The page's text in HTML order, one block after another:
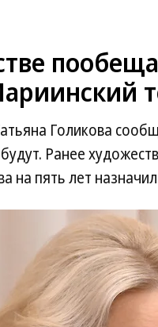
Голикова
Ранее
на пять лет